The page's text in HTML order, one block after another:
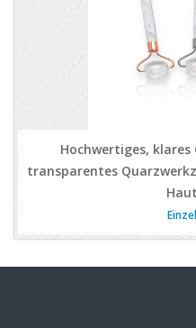
Hochwertiges,
transparentes